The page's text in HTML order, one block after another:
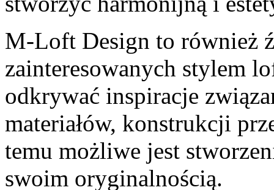
M-Loft Design to również
zainteresowanych stylem
odkrywać inspiracje
materiałów, konstrukcji
temu możliwe jest
swoim oryginalnością.